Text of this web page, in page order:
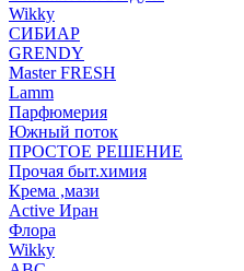
Wikky
СИБИАР
GRENDY
Master FRESH
Lamm
Парфюмерия
Южный поток
ПРОСТОЕ РЕШЕНИЕ
Прочая быт.химия
Крема ,мази
Аctive Иран
Флора
Wikky